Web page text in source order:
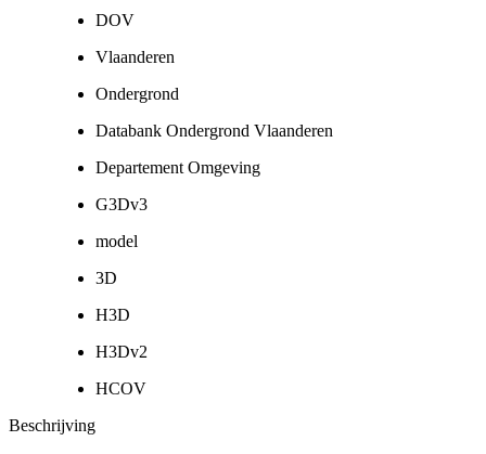
DOV
Vlaanderen
Ondergrond
Databank Ondergrond Vlaanderen
Departement Omgeving
G3Dv3
model
3D
H3D
H3Dv2
HCOV
Beschrijving